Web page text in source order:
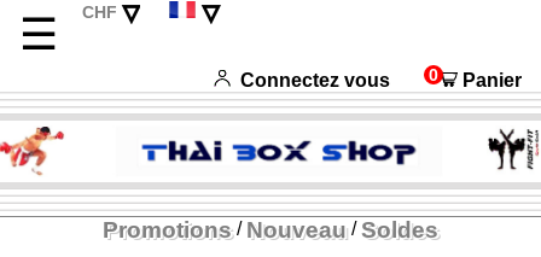
☰ CHF ▿ ▿
Italiano
Español
Connectez vous 0 Panier
Promotions/ Nouveau/Soldes